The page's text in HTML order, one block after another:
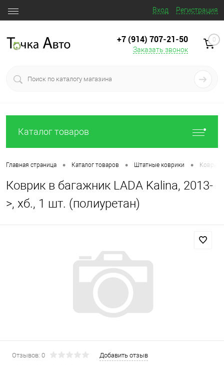
Вход Регистрация
+7 (914) 707‒21‒50
Заказать звонок
0
Каталог товаров
Главная страница • Каталог товаров • Штатные коврики • Коврик
Коврик в багажник LADA Kalina, 2013-
>, хб., 1 шт. (полиуретан)
Отзывов: 0
Добавить отзыв